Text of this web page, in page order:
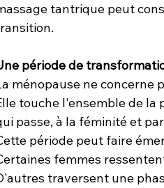
tantrique peut
période de
ménopause ne concerne
touche l'ensemble de la
passe, à la féminité et
période peut faire
femmes
traversent une